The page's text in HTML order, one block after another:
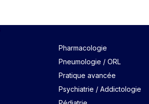
Pharmacologie
Pneumologie / ORL
Pratique avancée
Psychiatrie / Addictologie